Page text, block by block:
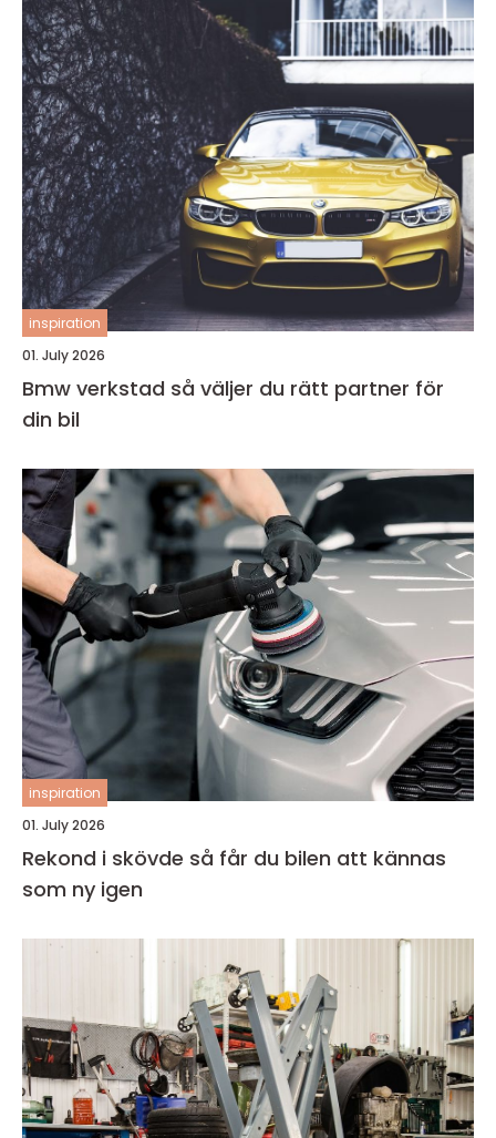
inspiration
01. July 2026
Bmw verkstad så väljer du rätt partner för
din bil
inspiration
01. July 2026
Rekond i skövde så får du bilen att kännas
som ny igen